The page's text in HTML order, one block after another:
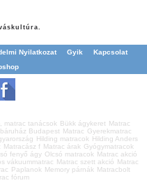
Nyilatkozat Gyik
Kapcsolat
matrac tanácsok Bükk ágykeret Matrac
Budapest Matrac Gyerekmatrac
Hilding matracok Hilding Anders
Matracász f Matrac árak Gyógymatracok
fenyő ágy Olcsó matracok Matrac akció
vákuummatrac Matrac szett akció Matrac
Paplanok Memory párnák Matracbolt
fórum